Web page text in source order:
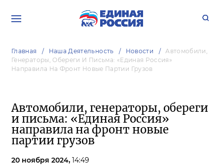
Главная Наша Деятельность Новости
Автомобили,
Генераторы, Обереги И Письма: «Единая Россия»
Направила На Фронт Новые Партии Грузов
Автомобили, генераторы, обереги
и письма: «Единая Россия»
направила на фронт новые
партии грузов
20 ноября 2024, 14:49